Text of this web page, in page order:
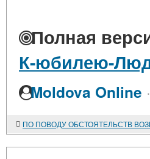
Полная
К-юбилею-
Moldova Online ·